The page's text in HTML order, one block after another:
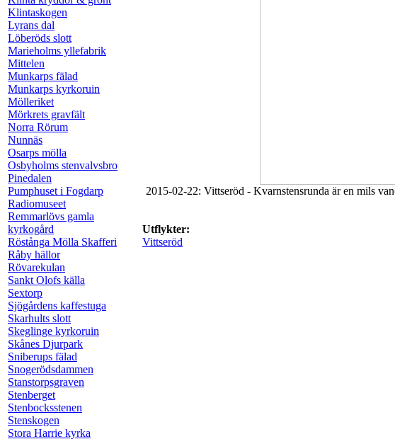
Klintaskogen
Lyrans dal
Löberöds slott
Marieholms yllefabrik
Mittelen
Munkarps fälad
Munkarps kyrkoruin
Mölleriket
Mörkrets gravfält
Norra Rörum
Nunnäs
Osarps mölla
Osbyholms stenvalvsbro
Pinedalen
Pumphuset i Fogdarp
Radiomuseet
Remmarlövs gamla
kyrkogård
Röstånga Mölla Skafferi
Råby hällor
Rövarekulan
Sankt Olofs källa
Sextorp
Sjögårdens kaffestuga
Skarhults slott
Skeglinge kyrkoruin
Skånes Djurpark
Sniberups fälad
Snogerödsdammen
Stanstorpsgraven
Stenberget
Stenbocksstenen
Stenskogen
Stora Harrie kyrka
2015-02-22: Vittseröd - Kvarnstensrunda är en mils
Utflykter:
Vittseröd